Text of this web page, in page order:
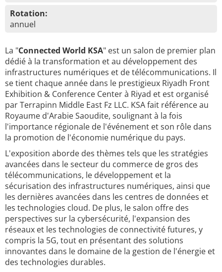
Rotation:
annuel
La "Connected World KSA" est un salon de premier plan
dédié à la transformation et au développement des
infrastructures numériques et de télécommunications. Il
se tient chaque année dans le prestigieux Riyadh Front
Exhibition & Conference Center à Riyad et est organisé
par Terrapinn Middle East Fz LLC. KSA fait référence au
Royaume d'Arabie Saoudite, soulignant à la fois
l'importance régionale de l'événement et son rôle dans
la promotion de l'économie numérique du pays.
L'exposition aborde des thèmes tels que les stratégies
avancées dans le secteur du commerce de gros des
télécommunications, le développement et la
sécurisation des infrastructures numériques, ainsi que
les dernières avancées dans les centres de données et
les technologies cloud. De plus, le salon offre des
perspectives sur la cybersécurité, l'expansion des
réseaux et les technologies de connectivité futures, y
compris la 5G, tout en présentant des solutions
innovantes dans le domaine de la gestion de l'énergie et
des technologies durables.